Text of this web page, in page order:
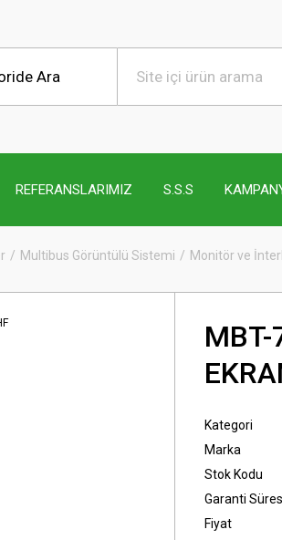
REFERANSLARIMIZ S.S.S
Multibus Görüntülü Sistemi Monitör ve
MBT-
Kategori
Marka
Stok Kodu
Garanti
Fiyat